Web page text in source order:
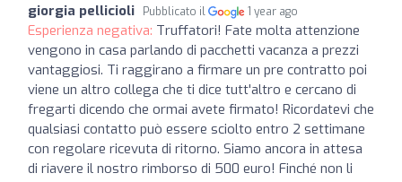
giorgia pellicioli Pubblicato il 1 year ago
Esperienza negativa: Truffatori! Fate molta attenzione
vengono in casa parlando di pacchetti vacanza a prezzi
vantaggiosi. Ti raggirano a firmare un pre contratto poi
viene un altro collega che ti dice tutt'altro e cercano di
fregarti dicendo che ormai avete firmato! Ricordatevi che
qualsiasi contatto può essere sciolto entro 2 settimane
con regolare ricevuta di ritorno. Siamo ancora in attesa
di riavere il nostro rimborso di 500 euro! Finché non li